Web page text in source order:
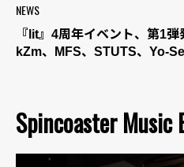
NEWS
『lit』4周年イベント、第1
kZm、MFS、STUTS、Yo-
Spincoaster Music